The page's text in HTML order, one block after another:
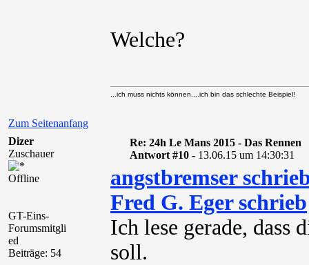
Welche?
Zum Seitenanfang
...ich muss nichts können....ich bin das schlechte Beispiel!
Dizer
Zuschauer
Offline
GT-Eins-
Forumsmitgli
ed
Beiträge: 54
Re: 24h Le Mans 2015 - Das Rennen
Antwort #10 - 13.06.15 um 14:30:31
angstbremser
Fred G. Eger schrieb
Ich lese gerade, dass
soll.